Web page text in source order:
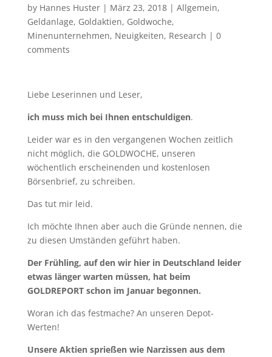
by Hannes Huster| März 23, 2018| Allgemein,
Geldanlage, Goldaktien, Goldwoche,
Minenunternehmen, Neuigkeiten, Research | 0
comments
Liebe Leserinnen und Leser,
ich muss mich bei Ihnen entschuldigen.
Leider war es in den vergangenen Wochen zeitlich
nicht möglich, die GOLDWOCHE, unseren
wöchentlich erscheinenden und kostenlosen
Börsenbrief, zu schreiben.
Das tut mir leid.
Ich möchte Ihnen aber auch die Gründe nennen, die
zu diesen Umständen geführt haben.
Der Frühling, auf den wir hier in Deutschland leider
etwas länger warten müssen, hat beim
GOLDREPORT schon im Januar begonnen.
Woran ich das festmache? An unseren Depot-
Werten!
Unsere Aktien sprießen wie Narzissen aus dem